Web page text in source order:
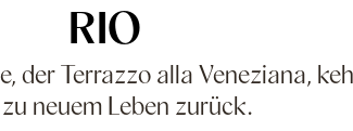
RIO
der Terrazzo alla Veneziana,
neuem Leben zurück.